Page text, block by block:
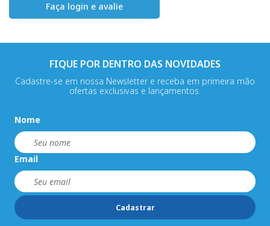
Faça login e avalie
FIQUE POR DENTRO DAS NOVIDADES
Cadastre-se em nossa Newsletter e receba em primeira mão
ofertas exclusivas e lançamentos.
Nome
Email
Cadastrar